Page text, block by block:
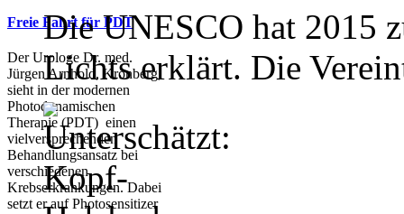
Freie Fahrt für PDT
Der Urologe Dr. med.
Jürgen Arnhold, Kronberg,
sieht in der modernen
Photodynamischen
Therapie (PDT) einen
vielversprechenden
Behandlungsansatz bei
verschiedenen
Krebserkrankungen. Dabei
setzt er auf Photosensitizer
Die UNESCO hat 2015
Lichts erklärt. Die